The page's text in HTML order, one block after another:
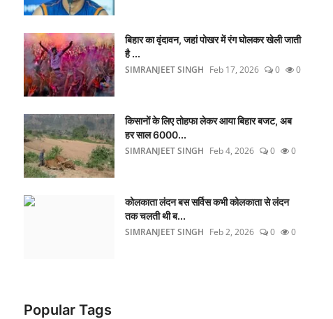
बिहार का वृंदावन, जहां पोखर में रंग घोलकर खेली जाती
है ...
SIMRANJEET SINGH Feb 17, 2026 0 0
किसानों के लिए तोहफा लेकर आया बिहार बजट, अब
हर साल 6000...
SIMRANJEET SINGH Feb 4, 2026 0 0
कोलकाता लंदन बस सर्विस कभी कोलकाता से लंदन
तक चलती थी ब...
SIMRANJEET SINGH Feb 2, 2026 0 0
Popular Tags